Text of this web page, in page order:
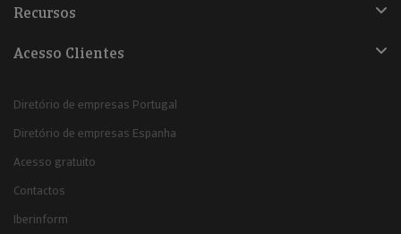
Recursos
Acesso Clientes
Diretório de empresas Portugal
Diretório de empresas Espanha
Acesso gratuito
Contactos
Iberinform